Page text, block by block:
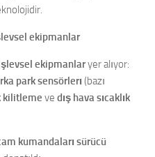
ekipmanlar
ekipmanlaryer alıyor:
park sensörlerı (bazı
kilitleme ve dış hava sıcaklık
kumandaları sürücü